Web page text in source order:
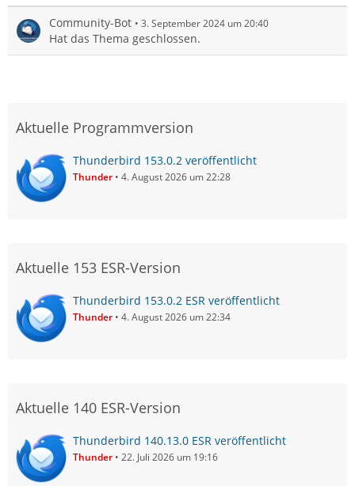
Community-Bot 3. September 2024 um 20:40
Hat das Thema geschlossen.
Aktuelle Programmversion
Thunderbird 153.0.2 veröffentlicht
Thunder 4. August 2026 um 22:28
Aktuelle 153 ESR-Version
Thunderbird 153.0.2 ESR veröffentlicht
Thunder 4. August 2026 um 22:34
Aktuelle 140 ESR-Version
Thunderbird 140.13.0 ESR veröffentlicht
Thunder 22. Juli 2026 um 19:16